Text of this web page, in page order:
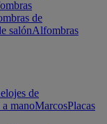
de
salónAlfombras
de
manoMarcosPlacas